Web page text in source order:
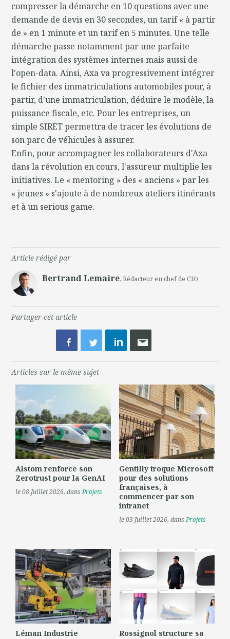
compresser la démarche en 10 questions avec une
demande de devis en 30 secondes, un tarif « à partir
de » en 1 minute et un tarif en 5 minutes. Une telle
démarche passe notamment par une parfaite
intégration des systèmes internes mais aussi de
l'open-data. Ainsi, Axa va progressivement intégrer
le fichier des immatriculations automobiles pour, à
partir, d'une immatriculation, déduire le modèle, la
puissance fiscale, etc. Pour les entreprises, un
simple SIRET permettra de tracer les évolutions de
son parc de véhicules à assurer.
Enfin, pour accompagner les collaborateurs d'Axa
dans la révolution en cours, l'assureur multiplie les
initiatives. Le « mentoring » des « anciens » par les
« jeunes » s'ajoute à de nombreux ateliers itinérants
et à un serious game.
Article rédigé par
Bertrand Lemaire, Rédacteur en chef de CIO
Partager cet article
Articles sur le même sujet
Alstom renforce son
Zerotrust pour la GenAI
le 08 Juillet 2026, dansProjets
Gentilly troque Microsoft
pour des solutions
françaises, à
commencer par son
intranet
le 03 Juillet 2026, dansProjets
Léman Industrie
Rossignol structure sa